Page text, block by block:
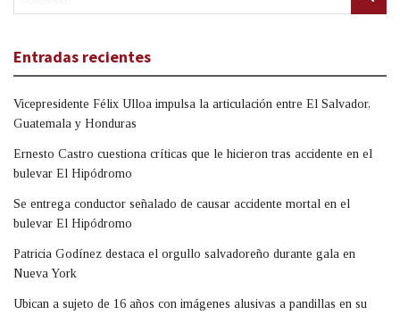
Entradas recientes
Vicepresidente Félix Ulloa impulsa la articulación entre El Salvador,
Guatemala y Honduras
Ernesto Castro cuestiona críticas que le hicieron tras accidente en el
bulevar El Hipódromo
Se entrega conductor señalado de causar accidente mortal en el
bulevar El Hipódromo
Patricia Godínez destaca el orgullo salvadoreño durante gala en
Nueva York
Ubican a sujeto de 16 años con imágenes alusivas a pandillas en su